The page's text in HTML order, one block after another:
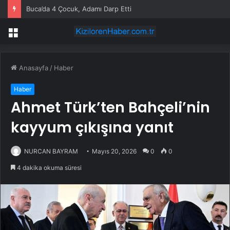
Buca’da 4 Çocuk, Adamı Darp Etti
Menü
Anasayfa / Haber
Haber
Ahmet Türk’ten Bahçeli’nin
kayyum çıkışına yanıt
NURCAN BAYRAM Mayıs 20, 2026 0 0
4 dakika okuma süresi